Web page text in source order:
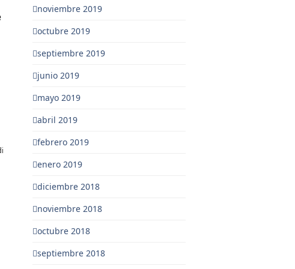
noviembre 2019
octubre 2019
septiembre 2019
junio 2019
mayo 2019
abril 2019
febrero 2019
enero 2019
diciembre 2018
noviembre 2018
octubre 2018
septiembre 2018